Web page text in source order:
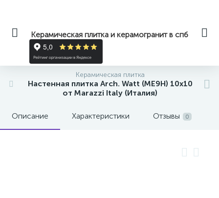
Керамическая плитка и керамогранит в спб
Керамическая плитка
Настенная плитка Arch. Watt (ME9H) 10x10
от Marazzi Italy (Италия)
Описание Характеристики Отзывы 0